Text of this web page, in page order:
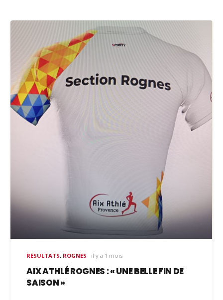
RÉSULTATS, ROGNES il y a 1 mois
AIX ATHLÉ ROGNES : « UNE BELLE FIN DE
SAISON »